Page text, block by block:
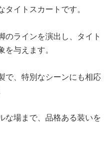
イトスカートです。
のラインを演出し、タイト
与えます。
で、特別なシーンにも相応
な場まで、品格ある装いを